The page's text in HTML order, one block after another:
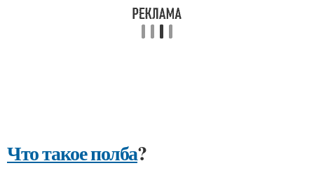
Что такое полба?